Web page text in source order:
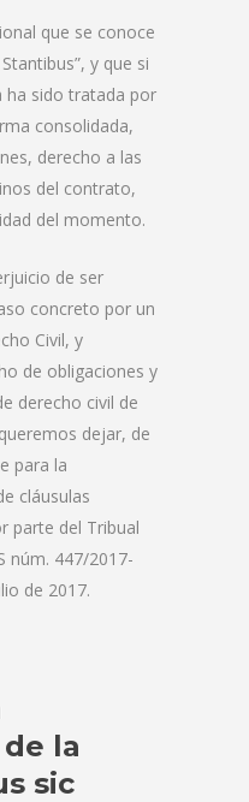
que se conoce
y que si
ha sido tratada por
consolidada,
derecho a las
del contrato,
del momento.
de ser
concreto por un
Civil, y
de obligaciones y
derecho civil de
dejar, de
para la
cláusulas
parte del Tribual
núm. 447/2017-
de 2017.
la
sic